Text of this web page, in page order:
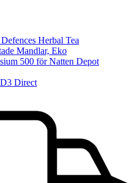
Herbal Tea
Mandlar, Eko
500 för Natten Depot
Direct